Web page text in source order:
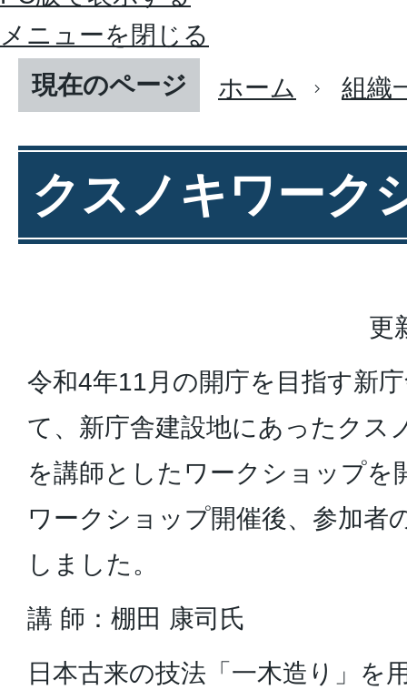
メニューを閉じる
現在のページ
ホーム 組織
クスノキワーク
更
令和4年11月の開庁を目指す新
て、新庁舎建設地にあったクス
を講師としたワークショップを
ワークショップ開催後、参加者
しました。
講 師：棚田 康司氏
日本古来の技法「一木造り」を